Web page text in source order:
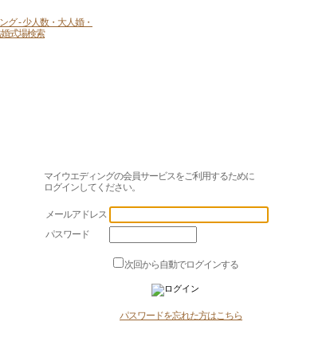
マイウエディングの会員サービスをご利用するために
ログインしてください。
メールアドレス
パスワード
次回から自動でログインする
パスワードを忘れた方はこちら